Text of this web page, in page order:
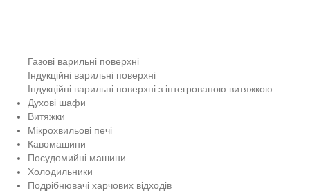
Газові варильні поверхні
Індукційні варильні поверхні
Індукційні варильні поверхні з інтегрованою витяжкою
Духові шафи
Витяжки
Мікрохвильові печі
Кавомашини
Посудомийні машини
Холодильники
Подрібнювачі харчових відходів